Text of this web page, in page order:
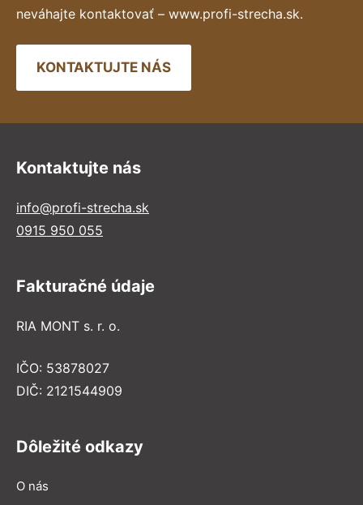
neváhajte kontaktovať – www.profi-strecha.sk.
KONTAKTUJTE NÁS
Kontaktujte nás
info@profi-strecha.sk
0915 950 055
Fakturačné údaje
RIA MONT s. r. o.
IČO: 53878027
DIČ: 2121544909
Dôležité odkazy
O nás